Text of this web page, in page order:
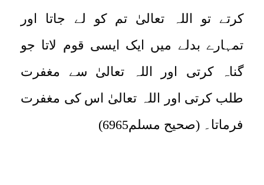
کرتے تو اللہ تعالیٰ تم کو لے جاتا اور
تمہارے بدلے میں ایک ایسی قوم لاتا جو
گناہ کرتی اور اللہ تعالیٰ سے مغفرت
طلب کرتی اور اللہ تعالیٰ اس کی مغفرت
فرماتا۔ (صحیح مسلم6965)